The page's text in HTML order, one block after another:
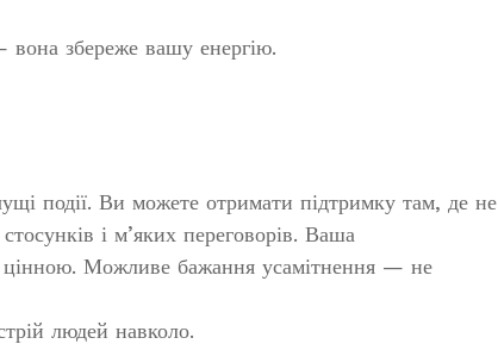
вона збереже вашу енергію.
події. Ви можете отримати підтримку там, де не
і м’яких переговорів. Ваша
цінною. Можливе бажання усамітнення — не
людей навколо.